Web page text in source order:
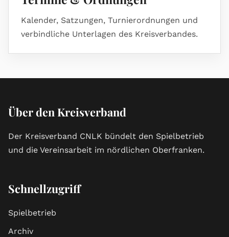
Kalender, Satzungen, Turnierordnungen und
verbindliche Unterlagen des Kreisverbandes.
Über den Kreisverband
Der Kreisverband CNLK bündelt den Spielbetrieb
und die Vereinsarbeit im nördlichen Oberfranken.
Schnellzugriff
Spielbetrieb
Archiv